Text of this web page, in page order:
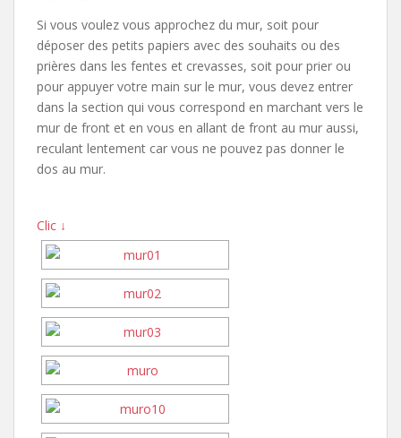
Si vous voulez vous approchez du mur, soit pour
déposer des petits papiers avec des souhaits ou des
prières dans les fentes et crevasses, soit pour prier ou
pour appuyer votre main sur le mur, vous devez entrer
dans la section qui vous correspond en marchant vers le
mur de front et en vous en allant de front au mur aussi,
reculant lentement car vous ne pouvez pas donner le
dos au mur.
Clic ↓